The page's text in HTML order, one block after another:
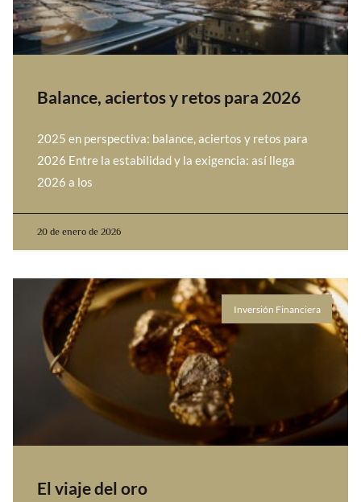
Balance, aciertos y retos para 2026
2025 en perspectiva: balance, aciertos y retos para
2026 Entre la estabilidad y la exigencia: así llega
2026 a los
20 de enero de 2026
Inversión Financiera
El viaje del oro